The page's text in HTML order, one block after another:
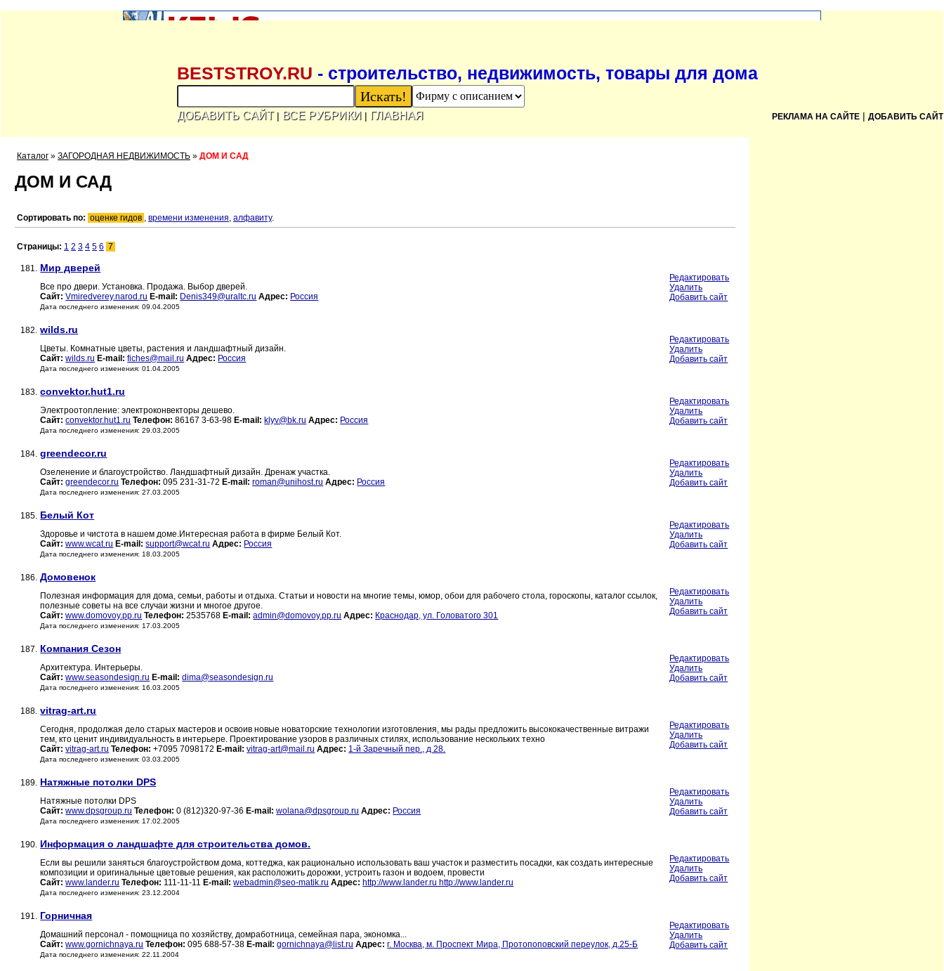
BESTSTROY.RU - строительство, недвижимость, товары для дома
ДОБАВИТЬ САЙТ| ВСЕ РУБРИКИ | ГЛАВНАЯ РЕКЛАМА НА САЙТЕ | ДОБАВИТЬ САЙТ
Каталог » ЗАГОРОДНАЯ НЕДВИЖИМОСТЬ » ДОМ И САД
ДОМ И САД
Сортировать по: оценке гидов , времени изменения, алфавиту.
Страницы: 1 2 3 4 5 6 7
181. Мир дверей
Все про двери. Установка. Продажа. Выбор дверей.
Сайт: Vmiredverey.narod.ru E-mail: Denis349@uraltc.ru Адрес: Россия
Дата последнего изменения: 09.04.2005
Редактировать
Удалить
Добавить сайт
182. wilds.ru
Цветы. Комнатные цветы, растения и ландшафтный дизайн.
Сайт: wilds.ru E-mail: fiches@mail.ru Адрес: Россия
Дата последнего изменения: 01.04.2005
Редактировать
Удалить
Добавить сайт
183. convektor.hut1.ru
Электроотопление: электроконвекторы дешево.
Сайт: convektor.hut1.ru Телефон: 86167 3-63-98 E-mail: klyv@bk.ru Адрес: Россия
Дата последнего изменения: 29.03.2005
Редактировать
Удалить
Добавить сайт
184. greendecor.ru
Озеленение и благоустройство. Ландшафтный дизайн. Дренаж участка.
Сайт: greendecor.ru Телефон: 095 231-31-72 E-mail: roman@unihost.ru Адрес: Россия
Дата последнего изменения: 27.03.2005
Редактировать
Удалить
Добавить сайт
185. Белый Кот
Здоровье и чистота в нашем доме.Интересная работа в фирме Белый Кот.
Сайт: www.wcat.ru E-mail: support@wcat.ru Адрес: Россия
Дата последнего изменения: 18.03.2005
Редактировать
Удалить
Добавить сайт
186. Домовенок
Полезная информация для дома, семьи, работы и отдыха. Статьи и новости на многие темы, юмор, обои для рабочего стола, гороскопы, каталог ссылок,
полезные советы на все случаи жизни и многое другое.
Сайт: www.domovoy.pp.ru Телефон: 2535768 E-mail: admin@domovoy.pp.ru Адрес: Краснодар, ул. Головатого 301
Дата последнего изменения: 17.03.2005
Редактировать
Удалить
Добавить сайт
187. Компания Сезон
Архитектура. Интерьеры.
Сайт: www.seasondesign.ru E-mail: dima@seasondesign.ru
Дата последнего изменения: 16.03.2005
Редактировать
Удалить
Добавить сайт
188. vitrag-art.ru
Сегодня, продолжая дело старых мастеров и освоив новые новаторские технологии изготовления, мы рады предложить высококачественные витражи
тем, кто ценит индивидуальность в интерьере. Проектирование узоров в различных стилях, использование нескольких техно
Сайт: vitrag-art.ru Телефон: +7095 7098172 E-mail: vitrag-art@mail.ru Адрес: 1-й Заречный пер., д 28.
Дата последнего изменения: 03.03.2005
Редактировать
Удалить
Добавить сайт
189. Натяжные потолки DPS
Натяжные потолки DPS
Сайт: www.dpsgroup.ru Телефон: 0 (812)320-97-36 E-mail: wolana@dpsgroup.ru Адрес: Россия
Дата последнего изменения: 17.02.2005
Редактировать
Удалить
Добавить сайт
190. Информация о ландшафте для строительства домов.
Если вы решили заняться благоустройством дома, коттеджа, как рационально использовать ваш участок и разместить посадки, как создать интересные
композиции и оригинальные цветовые решения, как расположить дорожки, устроить газон и водоем, провести
Сайт: www.lander.ru Телефон: 111-11-11 E-mail: webadmin@seo-matik.ru Адрес: http://www.lander.ru http://www.lander.ru
Дата последнего изменения: 23.12.2004
Редактировать
Удалить
Добавить сайт
191. Горничная
Домашний персонал - помощница по хозяйству, домработница, семейная пара, экономка...
Сайт: www.gornichnaya.ru Телефон: 095 688-57-38 E-mail: gornichnaya@list.ru Адрес: г. Москва, м. Проспект Мира, Протопоповский переулок, д.25-Б
Дата последнего изменения: 22.11.2004
Редактировать
Удалить
Добавить сайт